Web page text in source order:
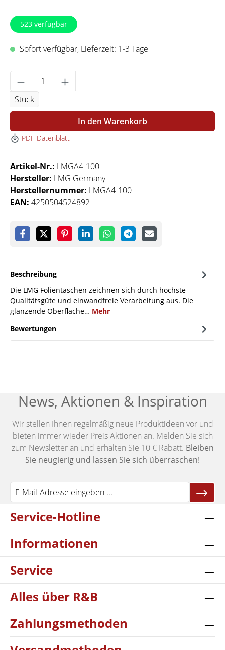
523 verfügbar
Sofort verfügbar, Lieferzeit: 1-3 Tage
Produkt Anzahl: Gib den gewünschten
Stück
In den Warenkorb
PDF-Datenblatt
Artikel-Nr.: LMGA4-100
Hersteller: LMG Germany
Herstellernummer: LMGA4-100
EAN: 4250504524892
Beschreibung
Die LMG Folientaschen zeichnen sich durch höchste
Qualitätsgüte und einwandfreie Verarbeitung aus. Die
glänzende Oberfläche… Mehr
Bewertungen
News, Aktionen & Inspiration
Wir stellen Ihnen regelmäßig neue Produktideen vor und
bieten immer wieder Preis Aktionen an. Melden Sie sich
zum Newsletter an und erhalten Sie 10 € Rabatt. Bleiben
Sie neugierig und lassen Sie sich überraschen!
Service-Hotline
Informationen
Service
Alles über R&B
Zahlungsmethoden